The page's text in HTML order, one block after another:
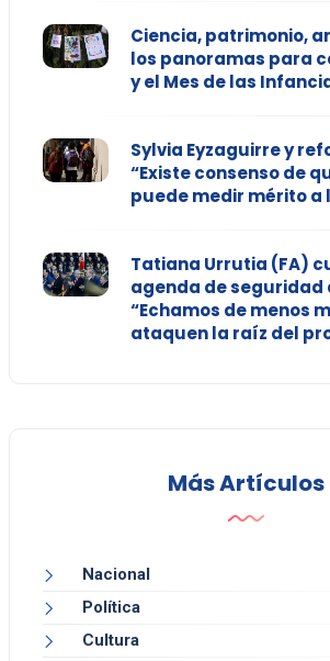
Ciencia, patrimonio,
los panoramas para
y el Mes de las
Sylvia Eyzaguirre y
“Existe consenso de
puede medir mérito a
Tatiana Urrutia (FA)
agenda de seguridad
“Echamos de menos
ataquen la raíz del
Más Artículos
Nacional
Política
Cultura